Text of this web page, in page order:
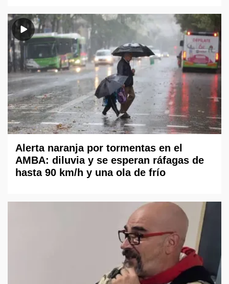
Alerta naranja por tormentas en el
AMBA: diluvia y se esperan ráfagas de
hasta 90 km/h y una ola de frío